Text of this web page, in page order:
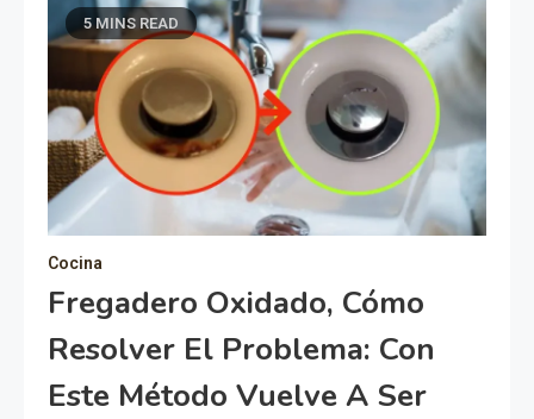
5 MINS READ
Cocina
Fregadero Oxidado, Cómo
Resolver El Problema: Con
Este Método Vuelve A Ser